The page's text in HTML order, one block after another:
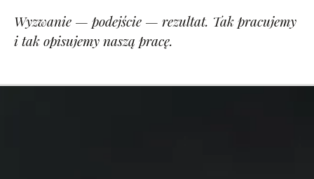
Wyzwanie — podejście — rezultat. Tak pracujemy
i tak opisujemy naszą pracę.